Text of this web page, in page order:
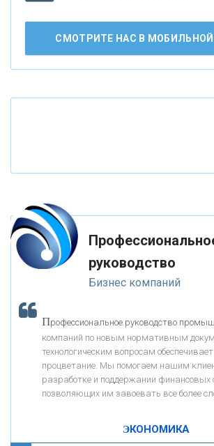
АО «КРЕДИТ ЕВРОПА БАНК»
«ФК ОТКРЫТИЕ»
«ЗАПСИБКОМБАНК»
«РОСЕВРОБАНК»
«ПРЕСС-СЛУЖБА ВТБ24»
«АВТОГРАДБАНК»
К ак Система быстрых платежей
СМОТРИТЕ НАС В МОБИЛЬНОЙ
руководство
Бизнес компаний
Профессиональное руководство
компаний по новым нормативным
технологическим вопросам обеспечивает
процветание. Мы помогаем нашим
разработке и поддержании финансовых
позволяющих им завоевать все более
ЭКОНОМИКА